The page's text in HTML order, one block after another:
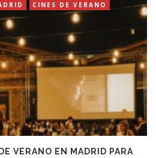
CINES DE VERANO
VERANO EN MADRID PARA